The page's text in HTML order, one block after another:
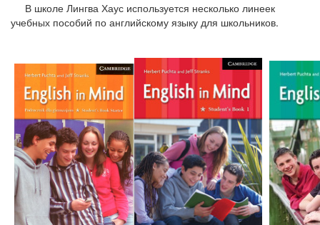
В школе Лингва Хаус используется несколько линеек
учебных пособий по английскому языку для школьников.